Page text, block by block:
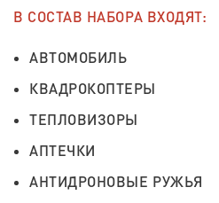
В СОСТАВ НАБОРА ВХОДЯТ:
АВТОМОБИЛЬ
КВАДРОКОПТЕРЫ
ТЕПЛОВИЗОРЫ
АПТЕЧКИ
АНТИДРОНОВЫЕ РУЖЬЯ